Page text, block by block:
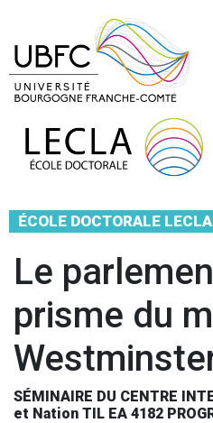
ÉCOLE DOCTORALE LECLA
Le
prisme du
SÉMINAIRE DU CENTRE
et Nation TIL EA 4182